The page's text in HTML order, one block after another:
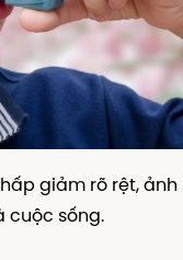
giảm rõ rệt,
cuộc sống.